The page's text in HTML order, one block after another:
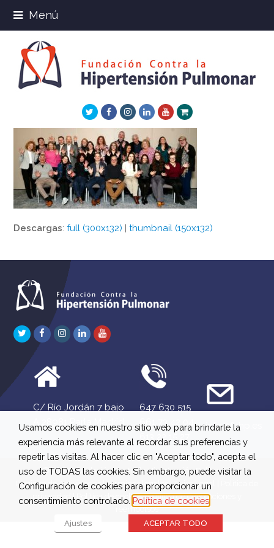
Menú
TwitterFacebookInstagram
LinkedInYoutube
Xing
Descargas:full (300x132) |thumbnail (150x132)
TwitterFacebook
Instagram
LinkedInYoutube
C/ Río Jordán 7 bajo
A 28981 Parla Madrid
647 630 515
661 73 42 04
613 22 15 27
info@fchp.es
© 2026 Fundación Contra la Hipertensión Pulmonar
Registro de Actividades|Términos legales|Aviso Legal
privacidad
| Política de cookies|Política de devoluciones y
reembolsos
Usamos cookies en nuestro sitio web para brindarle la
experiencia más relevante al recordar sus preferencias y
repetir las visitas. Al hacer clic en "Aceptar todo", acepta el
uso de TODAS las cookies. Sin embargo, puede visitar la
Configuración de cookies para proporcionar un
consentimiento controlado. Política de cookies
Ajustes ACEPTAR TODO